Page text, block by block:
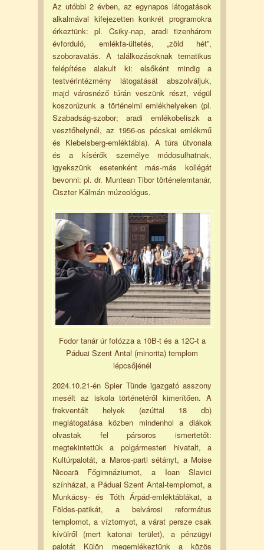
Az utóbbi 2 évben, az egynapos látogatások
alkalmával kifejezetten konkrét programokra
érkeztünk: pl. Csiky-nap, aradi tizenhárom
évforduló, emlékfa-ültetés, „zöld hét”,
szoboravatás. A találkozásoknak tematikus
felépítése alakult ki: elsőként mindig a
testvérintézmény látogatását abszolváljuk,
majd városnéző túrán veszünk részt, végül
koszorúzunk a történelmi emlékhelyeken (pl.
Szabadság-szobor; aradi emlékobeliszk a
vesztőhelynél, az 1956-os pécskai emlékmű
és Klebelsberg-emléktábla). A túra útvonala
és a kísérők személye módosulhatnak,
igyekszünk esetenként más-más kollégát
bevonni: pl. dr. Muntean Tibor történelemtanár,
Ciszter Kálmán múzeológus.
Fodor tanár úr fotózza a 10B-t és a 12C-t a
Páduai Szent Antal (minorita) templom
lépcsőjénél
2024.10.21-én Spier Tünde igazgató asszony
mesélt az iskola történetéről kimerítően. A
frekventált helyek (ezúttal 18 db)
meglátogatása közben mindenhol a diákok
olvastak fel pársoros ismertetőt:
megtekintettük a polgármesteri hivatalt, a
Kultúrpalotát, a Maros-parti sétányt, a Moise
Nicoară Főgimnáziumot, a Ioan Slavici
színházat, a Páduai Szent Antal-templomot, a
Munkácsy- és Tóth Árpád-emléktáblákat, a
Földes-patikát, a belvárosi református
templomot, a víztornyot, a várat persze csak
kívülről (mert katonai terület), a pénzügyi
palotát Külön megemlékeztünk a közös